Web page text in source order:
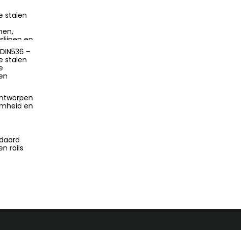
stalen
en
–
stalen
en
rails